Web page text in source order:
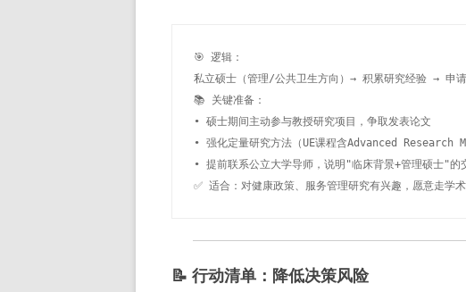
🎯 逻辑：
私立硕士（管理/公共卫生方向）→ 积累研究经验 → 申
📚 关键准备：
• 硕士期间主动参与教授研究项目，争取发表论文
• 强化定量研究方法（UE课程含Advanced Research
• 提前联系公立大学导师，说明"临床背景+管理硕士"的
✅ 适合：对健康政策、服务管理研究有兴趣，愿意走学
📝 行动清单：降低决策风险